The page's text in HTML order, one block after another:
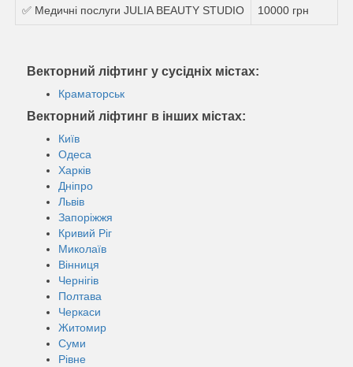
✅ Медичні послуги JULIA BEAUTY STUDIO 10000 грн
Векторний ліфтинг у сусідніх містах:
Краматорськ
Векторний ліфтинг в інших містах:
Київ
Одеса
Харків
Дніпро
Львів
Запоріжжя
Кривий Ріг
Миколаїв
Вінниця
Чернігів
Полтава
Черкаси
Житомир
Суми
Рівне